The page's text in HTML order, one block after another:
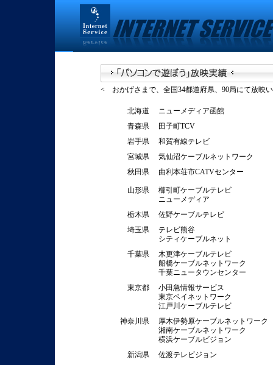
< おかげさまで、全国34都道府県、90局にて放映
北海道
ニューメディア函館
青森県
田子町TCV
岩手県
和賀有線テレビ
宮城県
気仙沼ケーブルネットワーク
秋田県
由利本荘市CATVセンター
山形県
櫛引町ケーブルテレビ
ニューメディア
栃木県
佐野ケーブルテレビ
埼玉県
テレビ熊谷
シティケーブルネット
千葉県
木更津ケーブルテレビ
船橋ケーブルネットワーク
千葉ニュータウンセンター
東京都
小田急情報サービス
東京ベイネットワーク
江戸川ケーブルテレビ
神奈川県
厚木伊勢原ケーブルネットワーク
湘南ケーブルネットワーク
横浜ケーブルビジョン
新潟県
佐渡テレビジョン